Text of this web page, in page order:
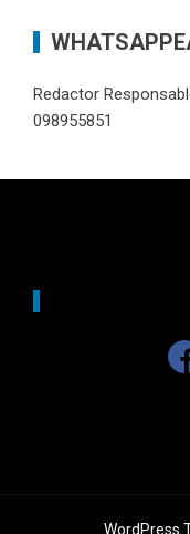
Redactor
098955851
WordPress